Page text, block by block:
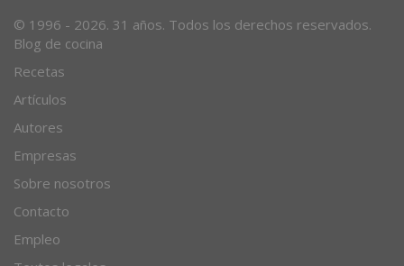
© 1996 - 2026. 31 años. Todos los derechos reservados.
Blog de cocina
Recetas
Artículos
Autores
Empresas
Sobre nosotros
Contacto
Empleo